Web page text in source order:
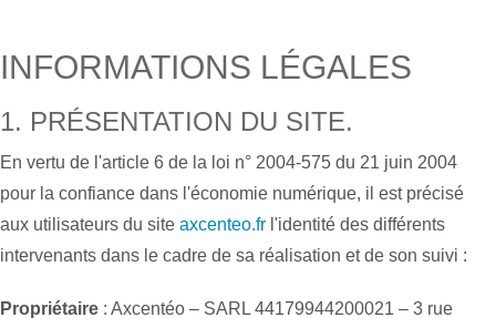
INFORMATIONS LÉGALES
1. PRÉSENTATION DU SITE.
En vertu de l'article 6 de la loi n° 2004-575 du 21 juin 2004
pour la confiance dans l'économie numérique, il est précisé
aux utilisateurs du site axcenteo.fr l'identité des différents
intervenants dans le cadre de sa réalisation et de son suivi :
Propriétaire : Axcentéo – SARL 44179944200021 – 3 rue